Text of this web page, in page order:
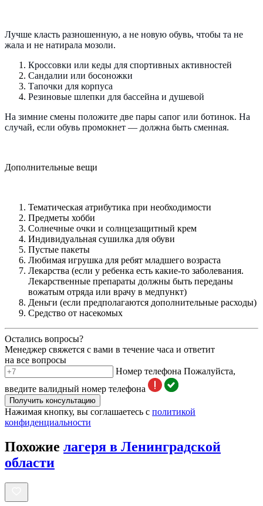
Лучше класть разношенную, а не новую обувь, чтобы та не
жала и не натирала мозоли.
Кроссовки или кеды для спортивных активностей
Сандалии или босоножки
Тапочки для корпуса
Резиновые шлепки для бассейна и душевой
На зимние смены положите две пары сапог или ботинок. На
случай, если обувь промокнет — должна быть сменная.
Дополнительные вещи
Тематическая атрибутика при необходимости
Предметы хобби
Солнечные очки и солнцезащитный крем
Индивидуальная сушилка для обуви
Пустые пакеты
Любимая игрушка для ребят младшего возраста
Лекарства (если у ребенка есть какие-то заболевания.
Лекарственные препараты должны быть переданы
вожатым отряда или врачу в медпункт)
Деньги (если предполагаются дополнительные расходы)
Средство от насекомых
Остались вопросы?
Менеджер свяжется с вами в течение часа и ответит
на все вопросы
Номер телефона Пожалуйста,
введите валидный номер телефона
Получить консультацию
Нажимая кнопку, вы соглашаетесь с политикой
конфиденциальности
Похожие лагеря в Ленинградской
области